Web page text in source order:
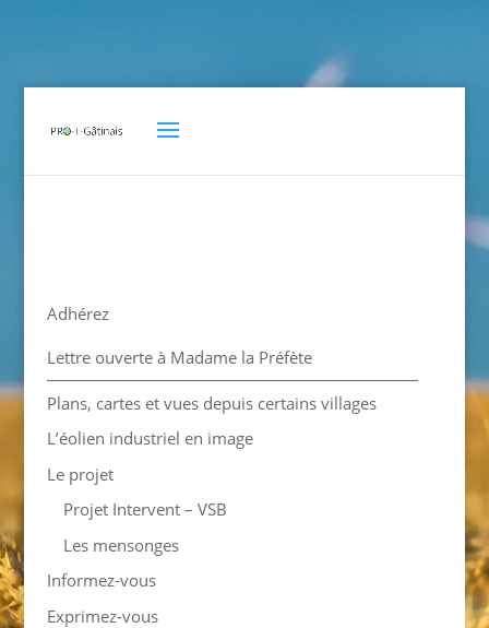
Adhérez
Lettre ouverte à Madame la Préfète
Plans, cartes et vues depuis certains villages
L’éolien industriel en image
Le projet
Projet Intervent – VSB
Les mensonges
Informez-vous
Exprimez-vous